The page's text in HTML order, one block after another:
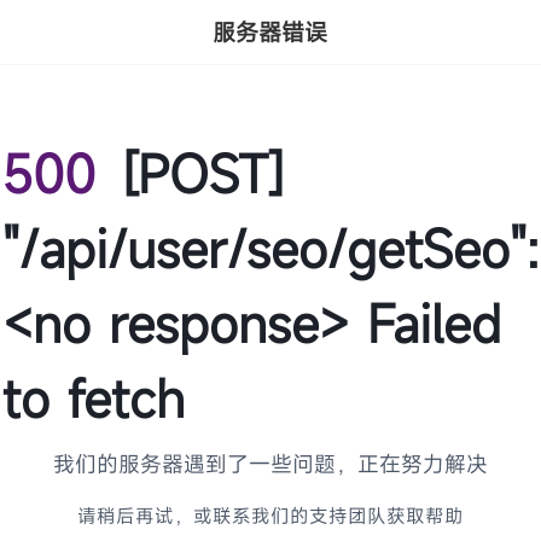
服务器错误
500 [POST]
"/api/user/seo/getSeo":
<no response> Failed
to fetch
我们的服务器遇到了一些问题，正在努力解决
请稍后再试，或联系我们的支持团队获取帮助